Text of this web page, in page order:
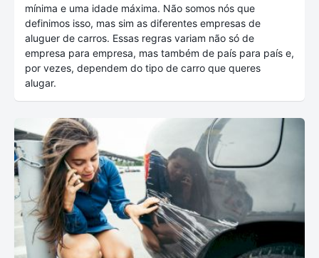
mínima e uma idade máxima. Não somos nós que
definimos isso, mas sim as diferentes empresas de
aluguer de carros. Essas regras variam não só de
empresa para empresa, mas também de país para país e,
por vezes, dependem do tipo de carro que queres
alugar.